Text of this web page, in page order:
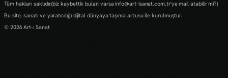
Tüm hakları saklıdır.(biz kaybettik bulan varsa info@art-isanat.com.tr'ye mail atabilir mi?)
Bu site, sanatı ve yaratıcılığı dijital dünyaya taşıma arzusu ile kurulmuştur.
© 2026 Art-ı Sanat